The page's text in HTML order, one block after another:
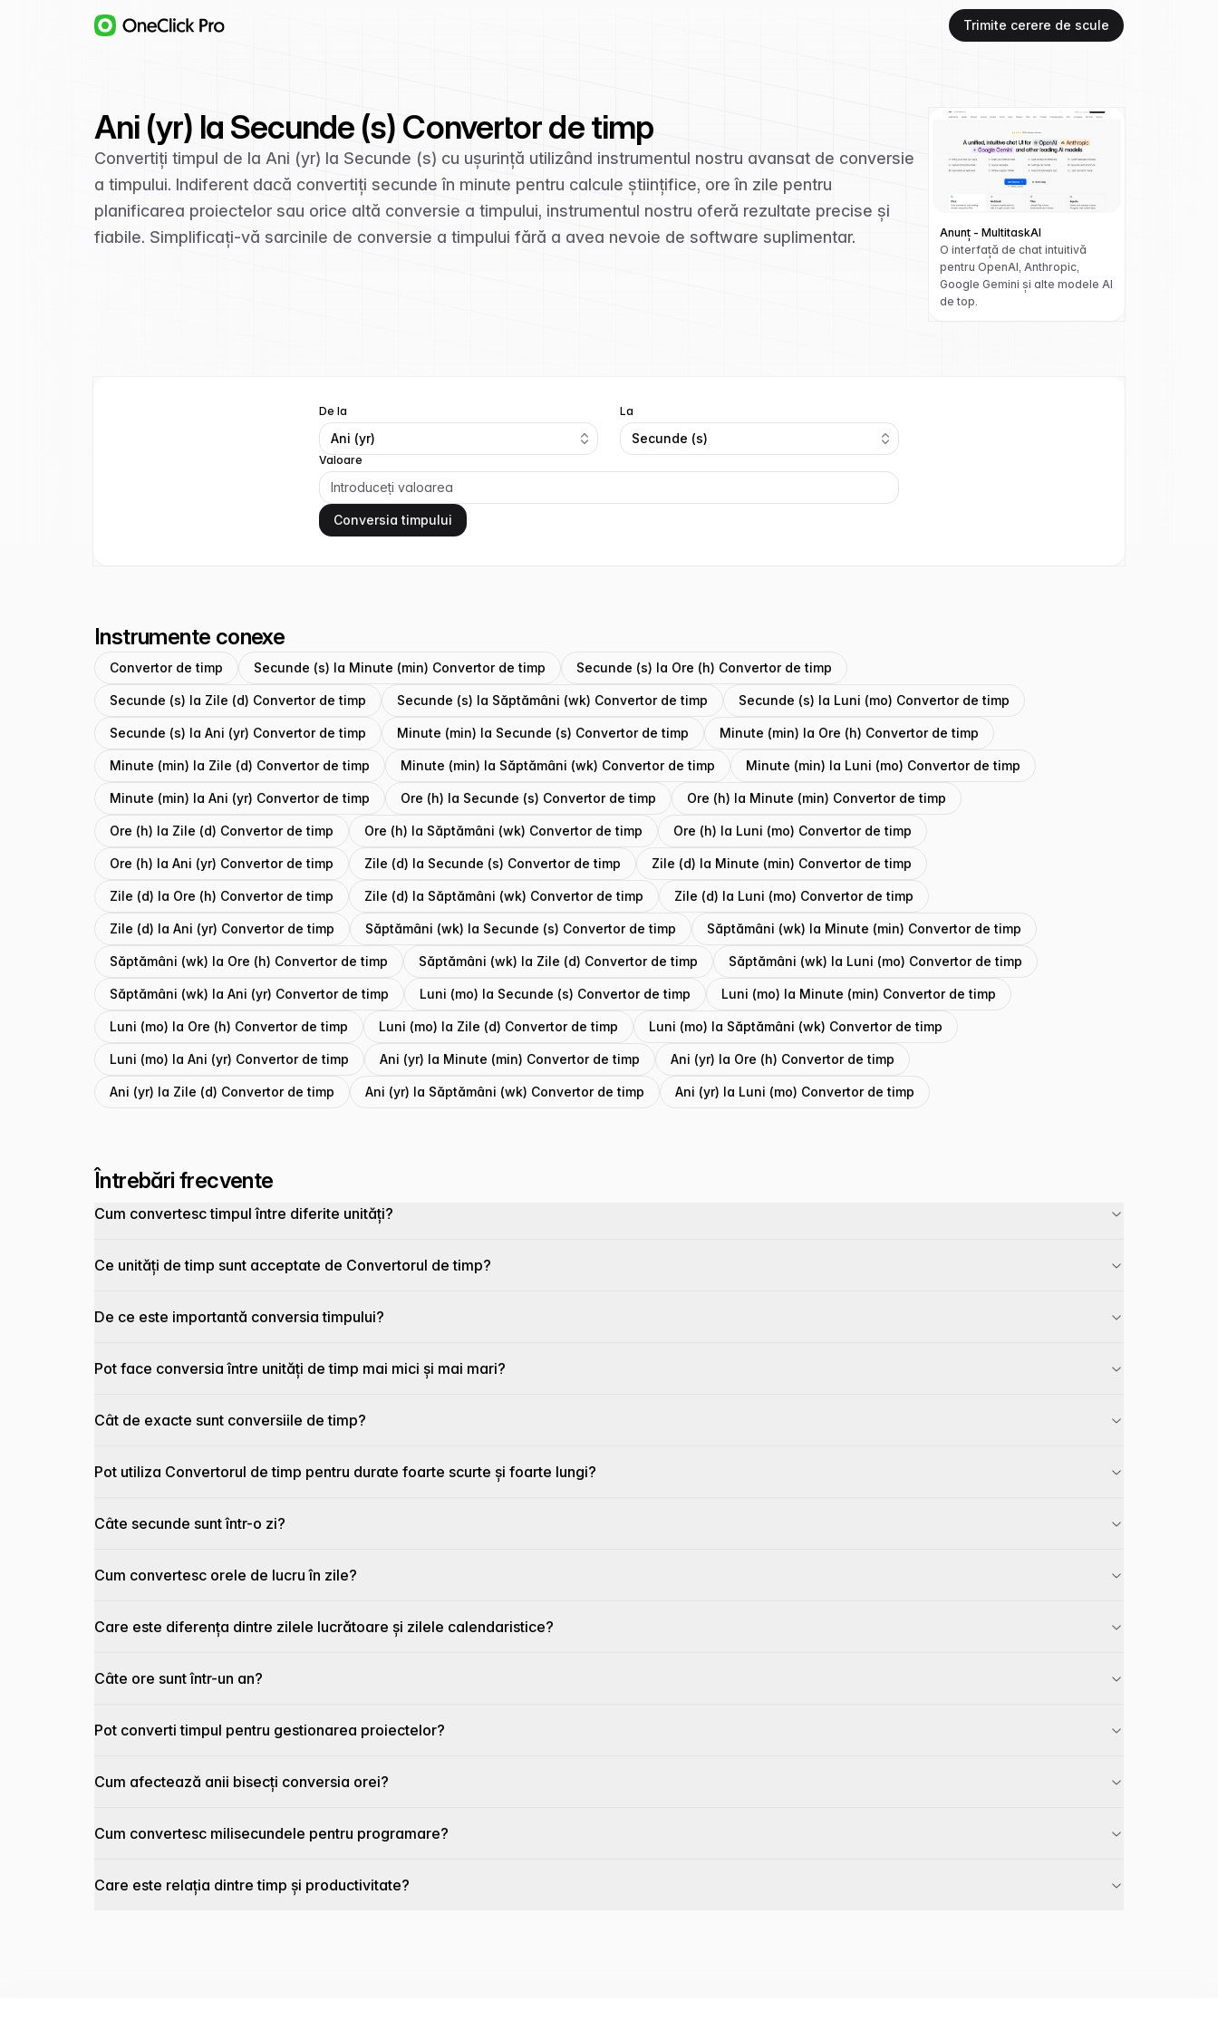
Trimite cerere de scule
Ani (yr) la Secunde (s) Convertor de timp
Convertiți timpul de la Ani (yr) la Secunde (s) cu ușurință utilizând instrumentul nostru avansat de conversie
a timpului. Indiferent dacă convertiți secunde în minute pentru calcule științifice, ore în zile pentru
planificarea proiectelor sau orice altă conversie a timpului, instrumentul nostru oferă rezultate precise și
fiabile. Simplificați-vă sarcinile de conversie a timpului fără a avea nevoie de software suplimentar.
Anunț - MultitaskAI
O interfață de chat intuitivă
pentru OpenAI, Anthropic,
Google Gemini și alte modele AI
de top.
De la
Ani (yr)
La
Secunde (s)
Valoare
Conversia timpului
Instrumente conexe
Convertor de timp Secunde (s) la Minute (min) Convertor de timp Secunde (s) la Ore (h) Convertor de timp
Secunde (s) la Zile (d) Convertor de timp Secunde (s) la Săptămâni (wk) Convertor de timp Secunde (s) la Luni (mo) Convertor de timp
Secunde (s) la Ani (yr) Convertor de timp Minute (min) la Secunde (s) Convertor de timp Minute (min) la Ore (h) Convertor de timp
Minute (min) la Zile (d) Convertor de timp Minute (min) la Săptămâni (wk) Convertor de timp Minute (min) la Luni (mo) Convertor de timp
Minute (min) la Ani (yr) Convertor de timp Ore (h) la Secunde (s) Convertor de timp Ore (h) la Minute (min) Convertor de timp
Ore (h) la Zile (d) Convertor de timp Ore (h) la Săptămâni (wk) Convertor de timp Ore (h) la Luni (mo) Convertor de timp
Ore (h) la Ani (yr) Convertor de timp Zile (d) la Secunde (s) Convertor de timp Zile (d) la Minute (min) Convertor de timp
Zile (d) la Ore (h) Convertor de timp Zile (d) la Săptămâni (wk) Convertor de timp Zile (d) la Luni (mo) Convertor de timp
Zile (d) la Ani (yr) Convertor de timp Săptămâni (wk) la Secunde (s) Convertor de timp Săptămâni (wk) la Minute (min) Convertor de timp
Săptămâni (wk) la Ore (h) Convertor de timp Săptămâni (wk) la Zile (d) Convertor de timp Săptămâni (wk) la Luni (mo) Convertor de timp
Săptămâni (wk) la Ani (yr) Convertor de timp Luni (mo) la Secunde (s) Convertor de timp Luni (mo) la Minute (min) Convertor de timp
Luni (mo) la Ore (h) Convertor de timp Luni (mo) la Zile (d) Convertor de timp Luni (mo) la Săptămâni (wk) Convertor de timp
Luni (mo) la Ani (yr) Convertor de timp Ani (yr) la Minute (min) Convertor de timp Ani (yr) la Ore (h) Convertor de timp
Ani (yr) la Zile (d) Convertor de timp Ani (yr) la Săptămâni (wk) Convertor de timp Ani (yr) la Luni (mo) Convertor de timp
Întrebări frecvente
Cum convertesc timpul între diferite unități?
Ce unități de timp sunt acceptate de Convertorul de timp?
De ce este importantă conversia timpului?
Pot face conversia între unități de timp mai mici și mai mari?
Cât de exacte sunt conversiile de timp?
Pot utiliza Convertorul de timp pentru durate foarte scurte și foarte lungi?
Câte secunde sunt într-o zi?
Cum convertesc orele de lucru în zile?
Care este diferența dintre zilele lucrătoare și zilele calendaristice?
Câte ore sunt într-un an?
Pot converti timpul pentru gestionarea proiectelor?
Cum afectează anii bisecți conversia orei?
Cum convertesc milisecundele pentru programare?
Care este relația dintre timp și productivitate?